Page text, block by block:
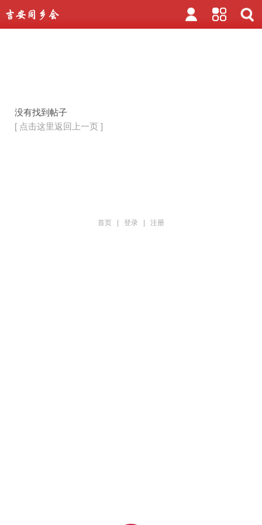
没有找到帖子
[ 点击这里返回上一页 ]
首页 登录 注册